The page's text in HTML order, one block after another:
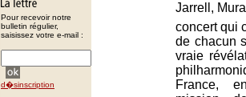
Pour recevoir notre
bulletin régulier,
saisissez votre e-mail :
d�sinscription
Jarrell,
concert qui
de chacun
vraie
France,